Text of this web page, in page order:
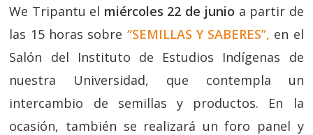
We Tripantu el miércoles 22 de junio a partir de
las 15 horas sobre “SEMILLAS Y SABERES”, en el
Salón del Instituto de Estudios Indígenas de
nuestra Universidad, que contempla un
intercambio de semillas y productos. En la
ocasión, también se realizará un foro panel y